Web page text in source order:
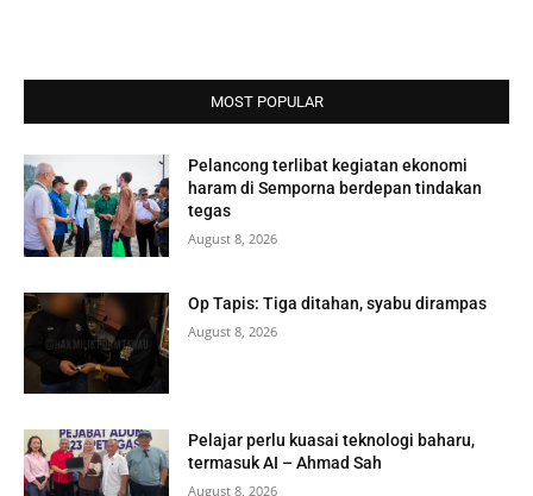
MOST POPULAR
Pelancong terlibat kegiatan ekonomi
haram di Semporna berdepan tindakan
tegas
August 8, 2026
Op Tapis: Tiga ditahan, syabu dirampas
August 8, 2026
Pelajar perlu kuasai teknologi baharu,
termasuk AI – Ahmad Sah
August 8, 2026